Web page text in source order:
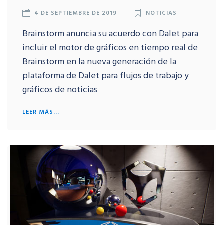
4 DE SEPTIEMBRE DE 2019 NOTICIAS
Brainstorm anuncia su acuerdo con Dalet para
incluir el motor de gráficos en tiempo real de
Brainstorm en la nueva generación de la
plataforma de Dalet para flujos de trabajo y
gráficos de noticias
LEER MÁS...